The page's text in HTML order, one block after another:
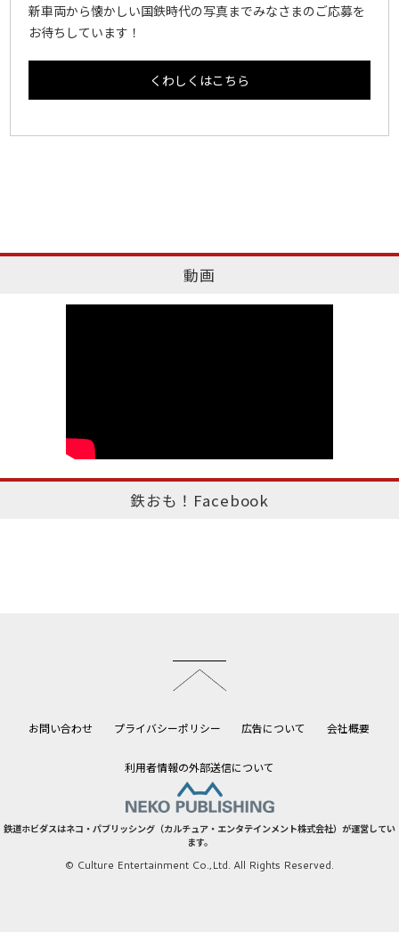
新車両から懐かしい国鉄時代の写真までみなさまのご応募を
お待ちしています！
くわしくはこちら
動画
鉄おも！Facebook
お問い合わせ プライバシーポリシー 広告について 会社概要
利用者情報の外部送信について
鉄道ホビダスはネコ・パブリッシング（カルチュア・エンタテインメント株式会社）が運営してい
ます。
© Culture Entertainment Co.,Ltd. All Rights Reserved.